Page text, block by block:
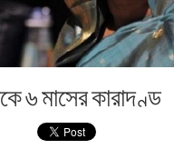
৬ মাসের কারাদণ্ড